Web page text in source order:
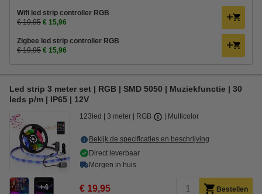
Wifi led strip controller RGB
€ 19,95 € 15,96
Zigbee led strip controller RGB
€ 19,95 € 15,96
Led strip 3 meter set | RGB | SMD 5050 | Muziekfunctie | 30
leds p/m | IP65 | 12V
4
123led 3 meter RGB Multicolor
Bekijk de specificaties en beschrijving
Direct leverbaar
Morgen in huis
€ 19,95 Bestellen